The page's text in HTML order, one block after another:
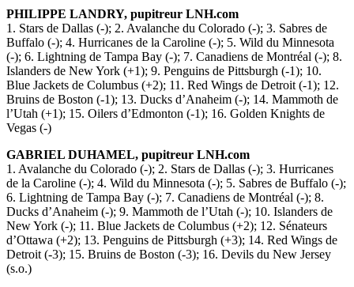
PHILIPPE LANDRY, pupitreur LNH.com
1. Stars de Dallas (-); 2. Avalanche du Colorado (-); 3. Sabres de
Buffalo (-); 4. Hurricanes de la Caroline (-); 5. Wild du Minnesota
(-); 6. Lightning de Tampa Bay (-); 7. Canadiens de Montréal (-); 8.
Islanders de New York (+1); 9. Penguins de Pittsburgh (-1); 10.
Blue Jackets de Columbus (+2); 11. Red Wings de Detroit (-1); 12.
Bruins de Boston (-1); 13. Ducks d’Anaheim (-); 14. Mammoth de
l’Utah (+1); 15. Oilers d’Edmonton (-1); 16. Golden Knights de
Vegas (-)
GABRIEL DUHAMEL, pupitreur LNH.com
1. Avalanche du Colorado (-); 2. Stars de Dallas (-); 3. Hurricanes
de la Caroline (-); 4. Wild du Minnesota (-); 5. Sabres de Buffalo (-);
6. Lightning de Tampa Bay (-); 7. Canadiens de Montréal (-); 8.
Ducks d’Anaheim (-); 9. Mammoth de l’Utah (-); 10. Islanders de
New York (-); 11. Blue Jackets de Columbus (+2); 12. Sénateurs
d’Ottawa (+2); 13. Penguins de Pittsburgh (+3); 14. Red Wings de
Detroit (-3); 15. Bruins de Boston (-3); 16. Devils du New Jersey
(s.o.)